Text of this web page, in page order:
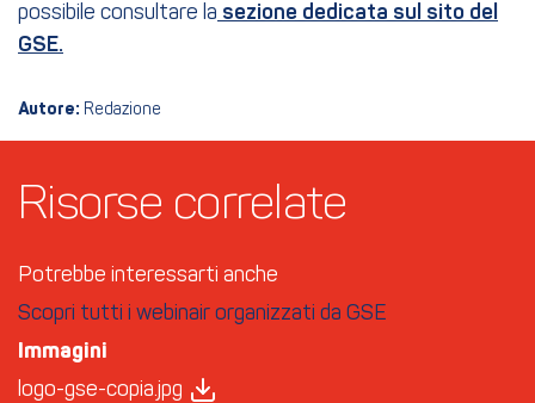
possibile consultare la sezione dedicata sul sito del
GSE.
Autore: Redazione
Risorse correlate
Potrebbe interessarti anche
Scopri tutti i webinair organizzati da GSE
Immagini
logo-gse-copia.jpg